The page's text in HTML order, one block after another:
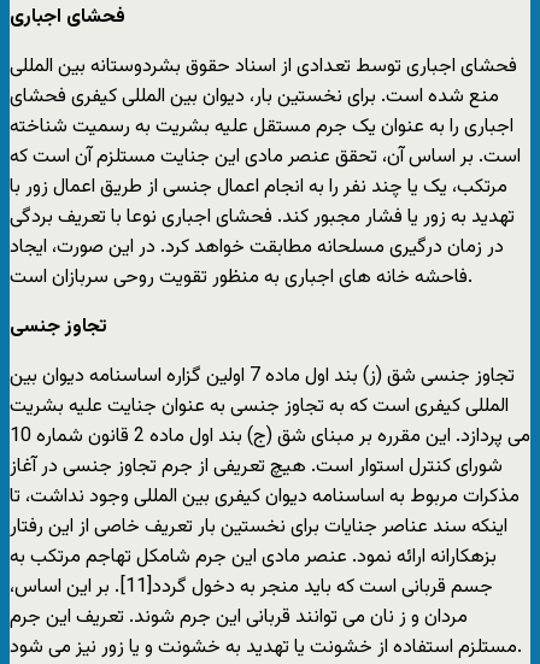
فحشای اجباری
فحشای اجباری توسط تعدادی از اسناد حقوق بشردوستانه بین المللی
منع شده است. برای نخستین بار، دیوان بین المللی کیفری فحشای
اجباری را به عنوان یک جرم مستقل علیه بشریت به رسمیت شناخته
است. بر اساس آن، تحقق عنصر مادی این جنایت مستلزم آن است که
مرتکب، یک یا چند نفر را به انجام اعمال جنسی از طریق اعمال زور با
تهدید به زور یا فشار مجبور کند. فحشای اجباری نوعا با تعریف بردگی
در زمان درگیری مسلحانه مطابقت خواهد کرد. در این صورت، ایجاد
فاحشه خانه های اجباری به منظور تقویت روحی سربازان است.
تجاوز جنسی
تجاوز جنسی شق (ز) بند اول ماده 7 اولین گزاره اساسنامه دیوان بین
المللی کیفری است که به تجاوز جنسی به عنوان جنایت علیه بشریت
می پردازد. این مقرره بر مبنای شق (ج) بند اول ماده 2 قانون شماره 10
شورای کنترل استوار است. هیچ تعریفی از جرم تجاوز جنسی در آغاز
مذکرات مربوط به اساسنامه دیوان کیفری بین المللی وجود نداشت، تا
اینکه سند عناصر جنایات برای نخستین بار تعریف خاصی از این رفتار
بزهکارانه ارائه نمود. عنصر مادی این جرم شامکل تهاجم مرتکب به
جسم قربانی است که باید منجر به دخول گردد[11]. بر این اساس،
مردان و ز نان می توانند قربانی این جرم شوند. تعریف این جرم
مستلزم استفاده از خشونت یا تهدید به خشونت و یا زور نیز می شود.